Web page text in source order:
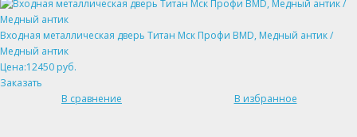
Входная металлическая дверь Титан Мск Профи BMD, Медный антик /
Медный антик
Цена:12450 руб.
Заказать
В сравнение
В избранное